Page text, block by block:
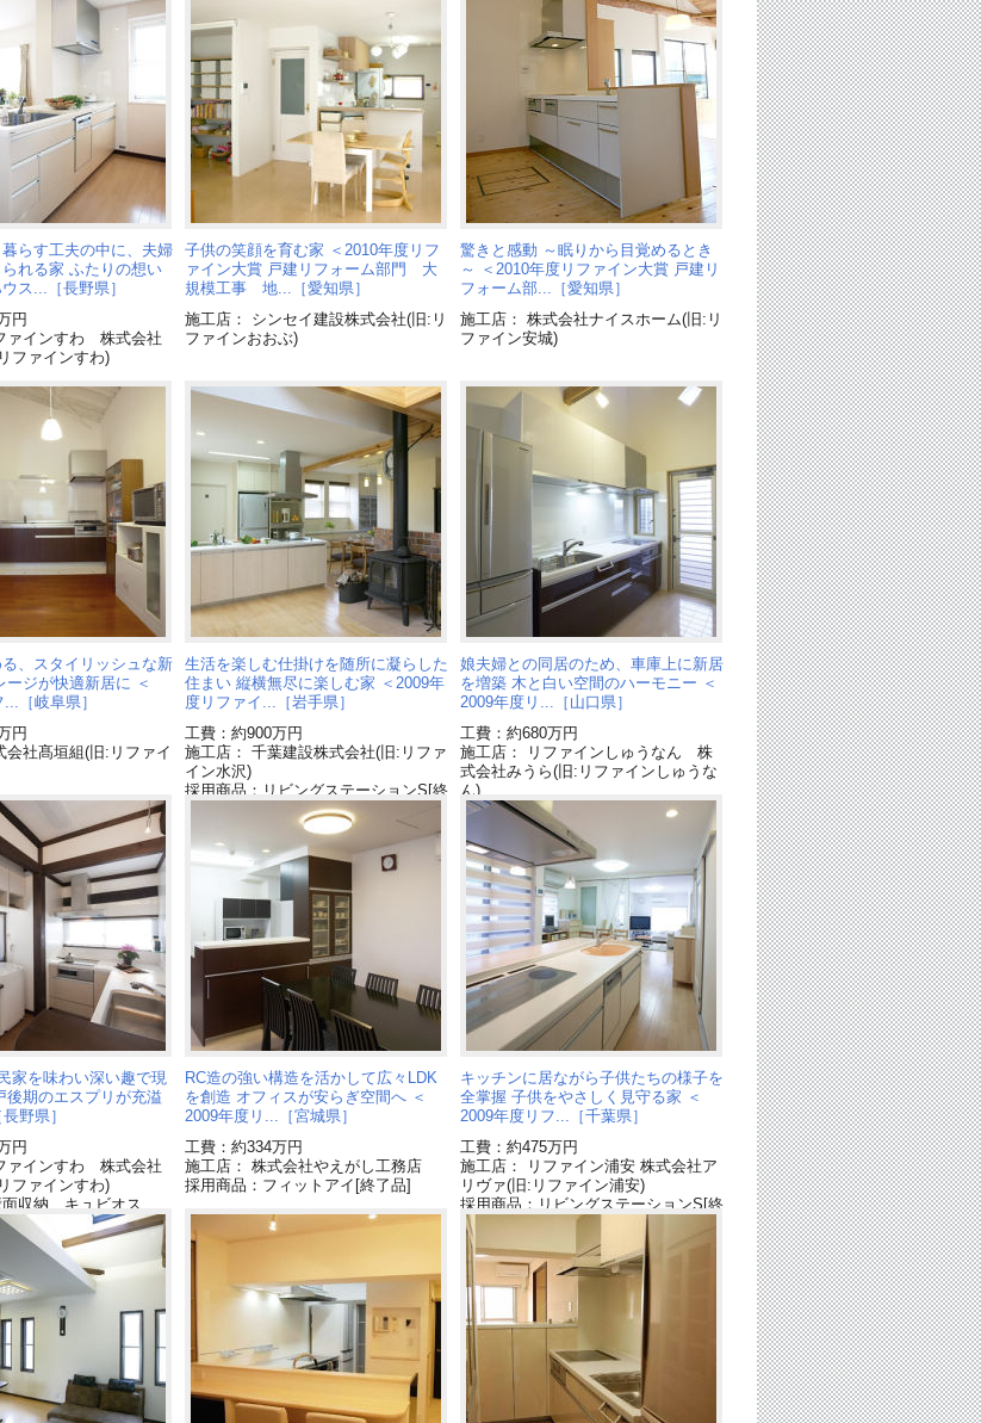
らす工夫の中に、夫婦
れる家 ふたりの想い
ス...［長野県］
円
ァインすわ 株式会社
ファインすわ)
子供の笑顔を育む家 ＜2010年度リフ
ァイン大賞 戸建リフォーム部門 大
規模工事 地...［愛知県］
施工店： シンセイ建設株式会社(旧:リ
ファインおおぶ)
驚きと感動 ～眠りから目覚めるとき
～ ＜2010年度リファイン大賞 戸建リ
フォーム部...［愛知県］
施工店： 株式会社ナイスホーム(旧:リ
ファイン安城)
、スタイリッシュな新
ージが快適新居に ＜
［岐阜県］
円
会社髙垣組(旧:リファイ
生活を楽しむ仕掛けを随所に凝らした
住まい 縦横無尽に楽しむ家 ＜2009年
度リファイ...［岩手県］
工費：約900万円
施工店： 千葉建設株式会社(旧:リファ
イン水沢)
採用商品：リビングステーションS[終
娘夫婦との同居のため、車庫上に新居
を増築 木と白い空間のハーモニー ＜
2009年度リ...［山口県］
工費：約680万円
施工店： リファインしゅうなん 株
式会社みうら(旧:リファインしゅうな
ん)
採用商品：キッチン リビングステー
ションL[終了品]
家を味わい深い趣で現
後期のエスプリが充溢
野県］
円
ァインすわ 株式会社
ファインすわ)
面収納 キュビオス
ッチン リビングステー
]
RC造の強い構造を活かして広々LDK
を創造 オフィスが安らぎ空間へ ＜
2009年度リ...［宮城県］
工費：約334万円
施工店： 株式会社やえがし工務店
採用商品：フィットアイ[終了品]
キッチンに居ながら子供たちの様子を
全掌握 子供をやさしく見守る家 ＜
2009年度リフ...［千葉県］
工費：約475万円
施工店： リファイン浦安 株式会社ア
リヴァ(旧:リファイン浦安)
採用商品：リビングステーションS[終
了品]